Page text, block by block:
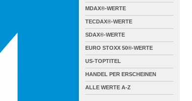
MDAX®-WERTE
TECDAX®-WERTE
SDAX®-WERTE
EURO STOXX 50®-WERTE
US-TOPTITEL
HANDEL PER ERSCHEINEN
ALLE WERTE A-Z